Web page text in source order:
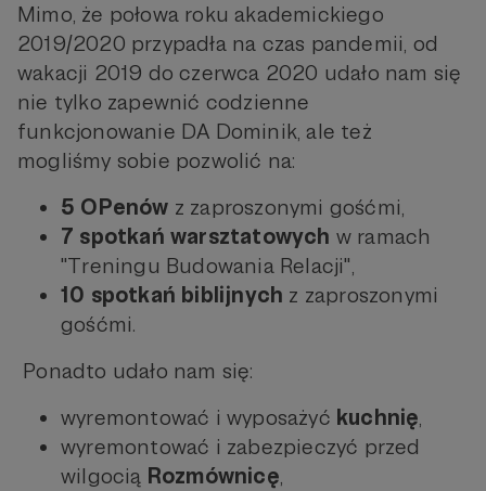
Mimo, że połowa roku akademickiego
2019/2020 przypadła na czas pandemii, od
wakacji 2019 do czerwca 2020 udało nam się
nie tylko zapewnić codzienne
funkcjonowanie DA Dominik, ale też
mogliśmy sobie pozwolić na:
5 OPenów z zaproszonymi gośćmi,
7 spotkań warsztatowych w ramach
"Treningu Budowania Relacji",
10 spotkań biblijnych z zaproszonymi
gośćmi.
Ponadto udało nam się:
wyremontować i wyposażyć kuchnię,
wyremontować i zabezpieczyć przed
wilgocią Rozmównicę,